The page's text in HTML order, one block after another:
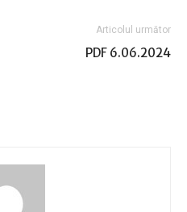
Articolul următor
PDF 6.06.2024